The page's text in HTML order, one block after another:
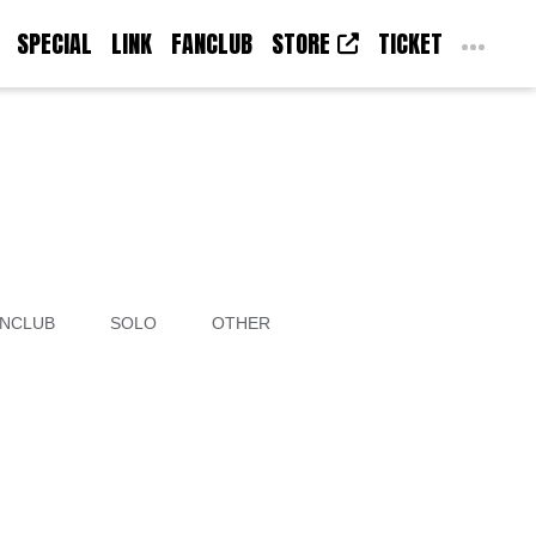
SPECIAL LINK FANCLUB STORE TICKET
SOLO OTHER